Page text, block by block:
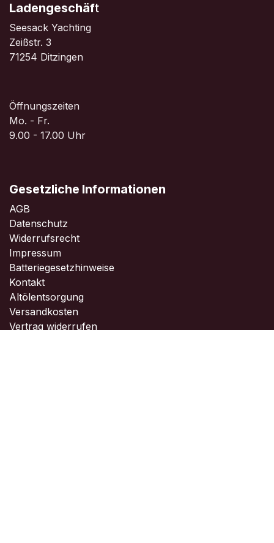
Ladengeschäft
Seesack Yachting
Zeißstr. 3
71254 Ditzingen
Öffnungszeiten
Mo. - Fr.
9.00 - 17.00 Uhr
Gesetzliche Informationen
AGB
Datenschutz
Widerrufsrecht
Impressum
Batteriegesetzhinweise
Kontakt
Altölentsorgung
Versandkosten
Vertrag widerrufen